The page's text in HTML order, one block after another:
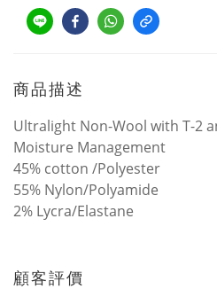
商品描述
Ultralight Non-Wool with T-2
Moisture Management
45% cotton /Polyester
55% Nylon/Polyamide
2% Lycra/Elastane
顧客評價